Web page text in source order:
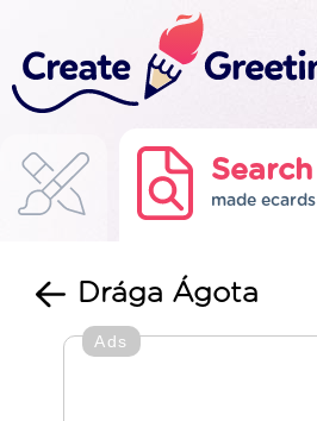
Search
made ecards
Drága Ágota
Ads